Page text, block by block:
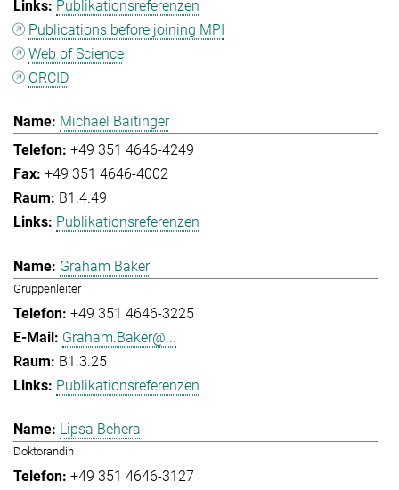
Publikationsreferenzen
Publications before joining MPI
Web of Science
ORCID
Michael Baitinger
+49 351 4646-4249
+49 351 4646-4002
B1.4.49
Publikationsreferenzen
Graham Baker
Gruppenleiter
+49 351 4646-3225
Graham.Baker@...
B1.3.25
Publikationsreferenzen
Lipsa Behera
Doktorandin
+49 351 4646-3127